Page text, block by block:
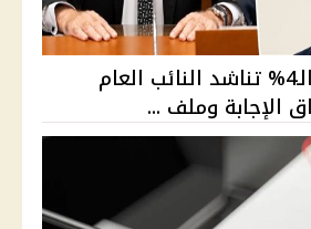
أسرة ريم طالبة الـ4% تناشد النائب العام
الإجابة وملف ...